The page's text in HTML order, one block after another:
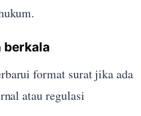
berkala
format surat jika ada
atau regulasi